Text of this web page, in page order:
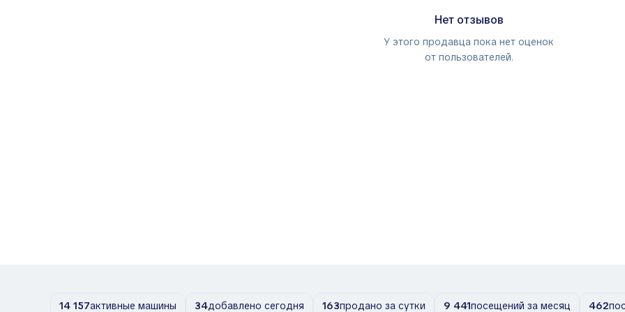
Нет отзывов
У этого продавца пока нет оценок
от пользователей.
14 157активные машины 34добавлено сегодня 163продано за сутки 9 441посещений за месяц 462